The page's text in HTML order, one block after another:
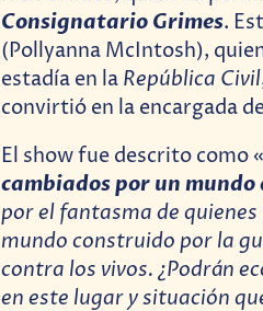
Consignatario Grimes.
(Pollyanna McIntosh),
estadía en la República Civil
convirtió en la encargada
El show fue descrito como «
cambiados por un
por el fantasma de
mundo construido por la
contra los vivos. ¿Podrán
en este lugar y situación